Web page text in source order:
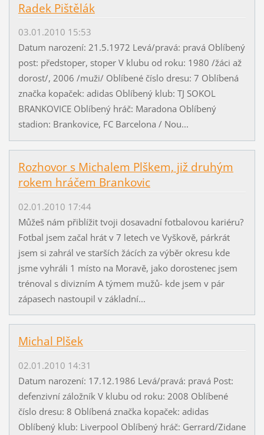
Radek Pištělák
03.01.2010 15:53
Datum narození: 21.5.1972 Levá/pravá: pravá Oblíbený
post: předstoper, stoper V klubu od roku: 1980 /žáci až
dorost/, 2006 /muži/ Oblíbené číslo dresu: 7 Oblíbená
značka kopaček: adidas Oblíbený klub: TJ SOKOL
BRANKOVICE Oblíbený hráč: Maradona Oblíbený
stadion: Brankovice, FC Barcelona / Nou...
Rozhovor s Michalem Plškem, již druhým
rokem hráčem Brankovic
02.01.2010 17:44
Můžeš nám přiblížit tvoji dosavadní fotbalovou kariéru?
Fotbal jsem začal hrát v 7 letech ve Vyškově, párkrát
jsem si zahrál ve starších žácích za výběr okresu kde
jsme vyhráli 1 místo na Moravě, jako dorostenec jsem
trénoval s divizním A týmem mužů- kde jsem v pár
zápasech nastoupil v základní...
Michal Plšek
02.01.2010 14:31
Datum narození: 17.12.1986 Levá/pravá: pravá Post:
defenzivní záložník V klubu od roku: 2008 Oblíbené
číslo dresu: 8 Oblíbená značka kopaček: adidas
Oblíbený klub: Liverpool Oblíbený hráč: Gerrard/Zidane